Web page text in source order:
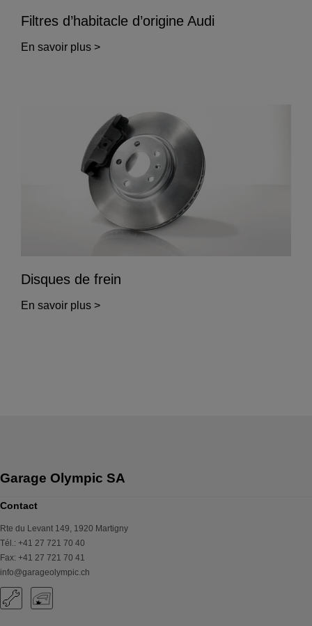
Filtres d’habitacle d’origine Audi
En savoir plus >
Disques de frein
En savoir plus >
Garage Olympic SA
Contact
Rte du Levant 149, 1920 Martigny
Tél.: +41 27 721 70 40
Fax: +41 27 721 70 41
info@garageolympic.ch